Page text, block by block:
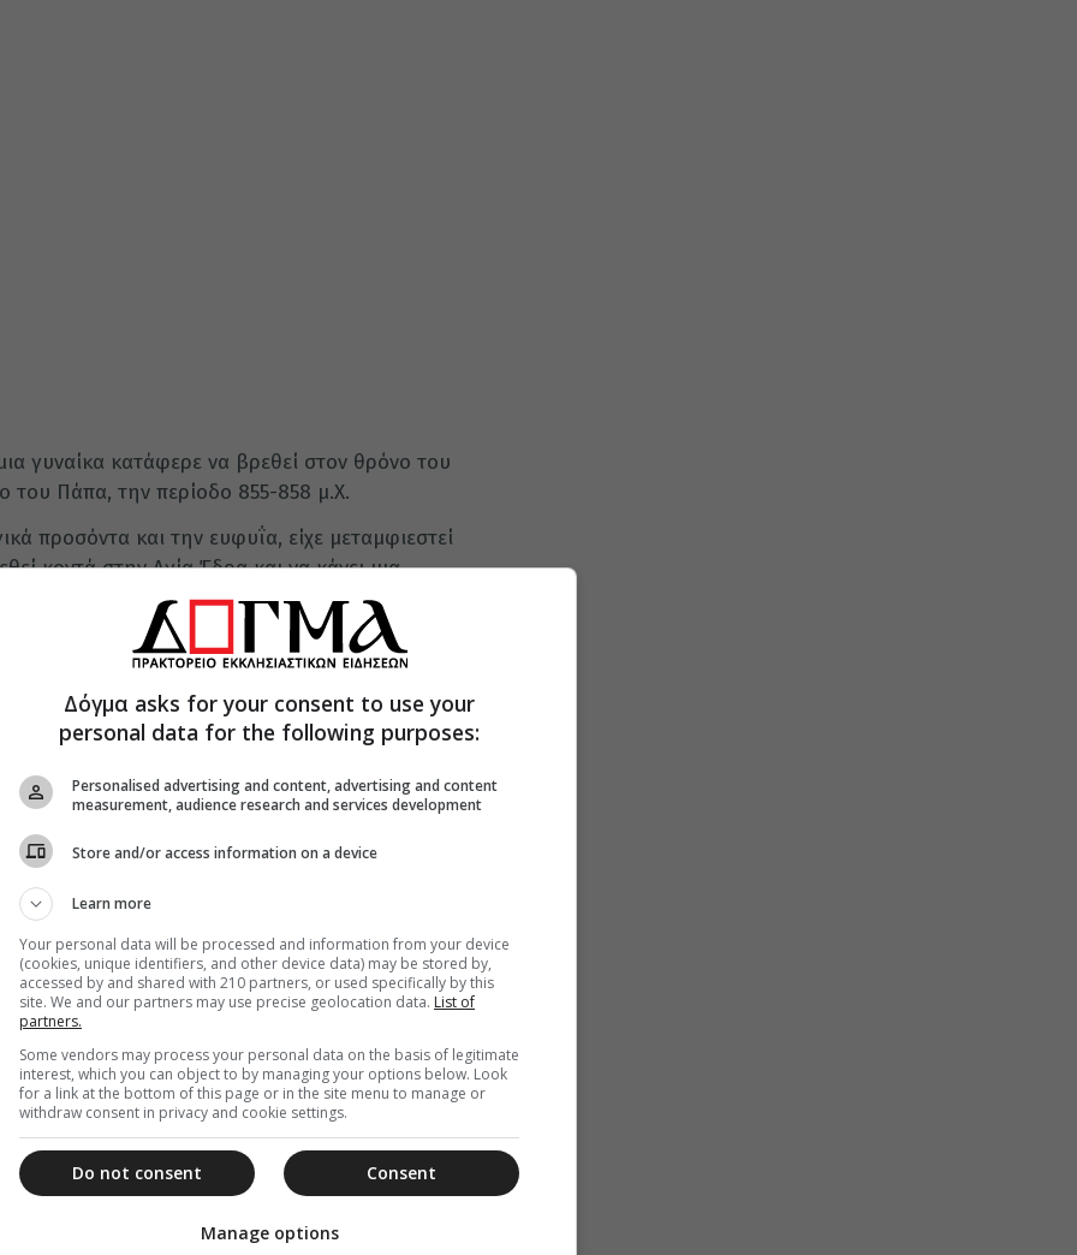
γυναίκα κατάφερε να βρεθεί στον θρόνο του
του Πάπα, την περίοδο 855-858 μ.Χ.
προσόντα και την ευφυΐα, είχε μεταμφιεστεί
κοντά στην Αγία Έδρα και να κάνει μια
Ρώμη
να ξεγελάσει και το κονκλάβιο, το οποίο την
μετά από χρόνια ανακαλύφθηκε η απάτη, η
ξανασυμβεί παρόμοια απάτη, καθιερώθηκε η
ο Καμεράριος, δηλαδή ο έμπιστός του,
του ποντίφικα για να βεβαιωθεί ότι είναι
αυτή, υπάρχει ένας ειδικός θρόνος με
να γίνεται πιο εύκολα η ψηλάφηση.
της ψηλάφησης. Φυσικά σήμερα ουδείς πιάνει
λοιπόν στον Καμεράριο, που είχε
«προνόμιο». Η διαδικασία έχει
όμως καλά κρατεί.
Δόγμα asks for your consent to use your
personal data for the following purposes:
Personalised advertising and content, advertising and content
measurement, audience research and services development
Store and/or access information on a device
Learn more
Your personal data will be processed and information from your device
(cookies, unique identifiers, and other device data) may be stored by,
accessed by and shared with 210 partners, or used specifically by this
site. We and our partners may use precise geolocation data. List of
partners.
Some vendors may process your personal data on the basis of legitimate
interest, which you can object to by managing your options below. Look
for a link at the bottom of this page or in the site menu to manage or
withdraw consent in privacy and cookie settings.
Consent
Do not consent
Manage options